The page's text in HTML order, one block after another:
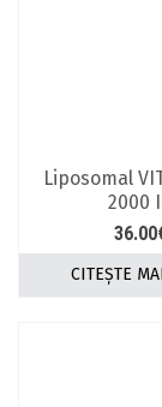
Liposomal
2000
36.00
CITEȘTE